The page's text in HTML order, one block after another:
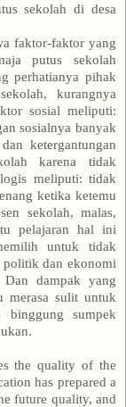
sekolah di desa
faktor-faktor yang
putus sekolah
perhatianya pihak
kurangnya
sosial meliputi:
sosialnya banyak
ketergantungan
karena tidak
meliputi: tidak
ketika ketemu
sekolah, malas,
pelajaran hal ini
untuk tidak
politik dan ekonomi
Dan dampak yang
merasa sulit untuk
binggung sumpek
the quality of the
has prepared a
future quality, and